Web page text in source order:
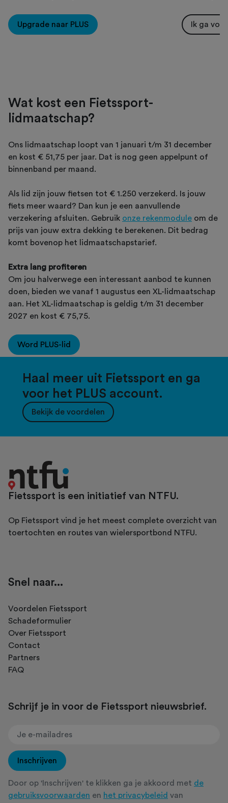
Upgrade naar PLUS Ik ga
Wat kost een Fietssport-
lidmaatschap?
Ons lidmaatschap loopt van 1 januari t/m 31 december
en kost € 51,75 per jaar. Dat is nog geen appelpunt of
binnenband per maand.
Als lid zijn jouw fietsen tot € 1.250 verzekerd. Is jouw
fiets meer waard? Dan kun je een aanvullende
verzekering afsluiten. Gebruik onze rekenmodule om de
prijs van jouw extra dekking te berekenen. Dit bedrag
komt bovenop het lidmaatschapstarief.
Extra lang profiteren
Om jou halverwege een interessant aanbod te kunnen
doen, bieden we vanaf 1 augustus een XL-lidmaatschap
aan. Het XL-lidmaatschap is geldig t/m 31 december
2027 en kost € 75,75.
Word PLUS-lid
Haal meer uit Fietssport en ga
voor het PLUS account.
Bekijk de voordelen
Fietssport is een initiatief van NTFU.
Op Fietssport vind je het meest complete overzicht van
toertochten en routes van wielersportbond NTFU.
Snel naar...
Voordelen Fietssport
Schadeformulier
Over Fietssport
Contact
Partners
FAQ
Schrijf je in voor de Fietssport nieuwsbrief.
Inschrijven
Door op 'Inschrijven' te klikken ga je akkoord met de
gebruiksvoorwaarden en het privacybeleid van